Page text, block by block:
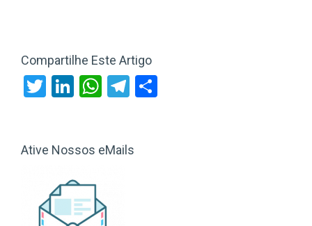
Compartilhe Este Artigo
Twitter
LinkedIn
WhatsApp
Telegram
Ative Nossos eMails